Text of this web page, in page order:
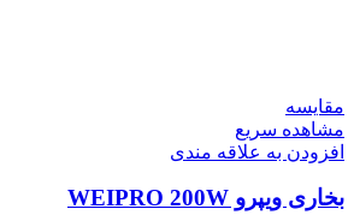
مقایسه
مشاهده سریع
افزودن به علاقه مندی
بخاری ویپرو WEIPRO 200W